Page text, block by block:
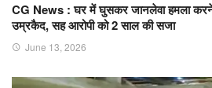
CG News : घर में घुसकर जानलेवा हमला
उम्रकैद, सह आरोपी को 2 साल की सजा
June 13, 2026